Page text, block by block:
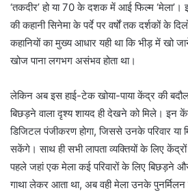
‘तकदीर’ हो या 70 के दशक में आई फिल्म ‘मेला’।
की कहानी सिनेमा के पर्दे पर वर्षों तक दर्शकों के
कहानियों का मुख्य आधार यही था कि भीड़ में खो
खोज पाना लगभग असंभव होता था।
लेकिन अब इस हाई-टेक खोया-पाया केंद्र की
बिछड़ने वाला दृश्य शायद ही देखने को मिले। इन
डिजिटल पंजीकरण होगा, जिससे उनके परिवार
सकेंगे। साथ ही सभी लापता व्यक्तियों के लिए
पहले जहां एक मेला कई परिवारों के लिए बिछड़ने
गाथा लेकर आता था, अब वही मेला उनके